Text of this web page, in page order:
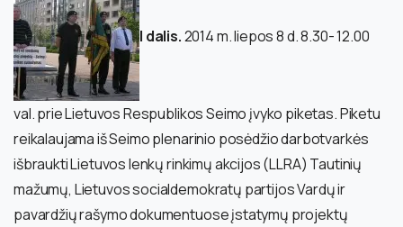
I dalis.2014 m. liepos 8 d. 8.30- 12.00
val. prie Lietuvos Respublikos Seimo įvyko piketas. Piketu
reikalaujama iš Seimo plenarinio posėdžio darbotvarkės
išbraukti Lietuvos lenkų rinkimų akcijos (LLRA) Tautinių
mažumų, Lietuvos socialdemokratų partijos Vardų ir
pavardžių rašymo dokumentuose įstatymų projektų